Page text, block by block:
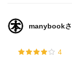
・サラリーマン
だから投資効果
manybook
4